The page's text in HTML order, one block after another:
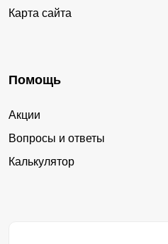
Карта сайта
Помощь
Акции
Вопросы и ответы
Калькулятор